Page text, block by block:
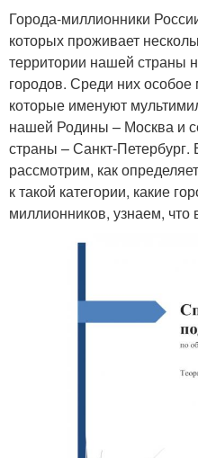
Города-миллионники
которых проживает
территории нашей страны
городов. Среди них
которые именуют
нашей Родины – Москва и
страны – Санкт-
рассмотрим, как
к такой категории, какие
миллионников, узнаем, что